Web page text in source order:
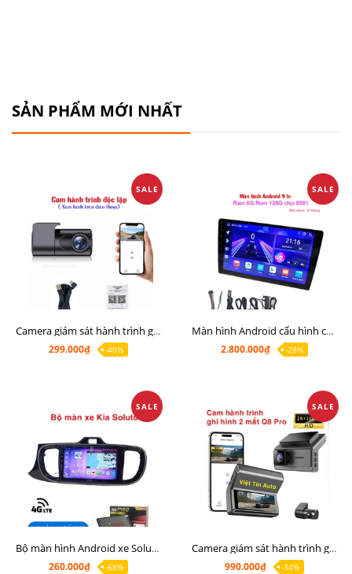
SẢN PHẨM MỚI NHẤT
SALE
Camera giám sát hành trình giá rẻ, cam hành trình cho màn Android, cam hành trình kết nối điện thoại
299.000₫
-40%
SALE
Màn hình Android cấu hình cao Ram 6G Rom 128G chip 8 nhân 8581
2.800.000₫
-28%
SALE
Bộ màn hình Android xe Soluto, mặt dưỡng lắp màn hình Soluto kèm rắc zin
260.000₫
-68%
SALE
Camera giám sát hành trình ghi hình 2 mắt Q8 Pro độ phân giải 2K +1080P
990.000₫
-34%